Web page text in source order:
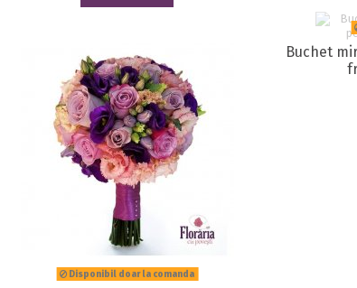
Disponibil doar la comanda
Buchet